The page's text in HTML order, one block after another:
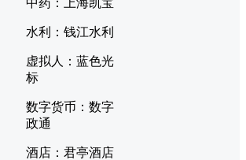
水利：钱江水利
虚拟人：蓝色光
标
数字货币：数字
政通
酒店：君亭酒店